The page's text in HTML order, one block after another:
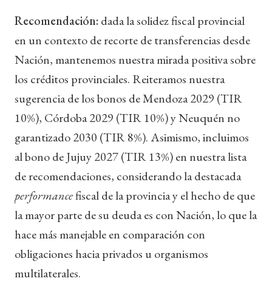
Recomendación: dada la solidez fiscal provincial
en un contexto de recorte de transferencias desde
Nación, mantenemos nuestra mirada positiva sobre
los créditos provinciales. Reiteramos nuestra
sugerencia de los bonos de Mendoza 2029 (TIR
10%), Córdoba 2029 (TIR 10%) y Neuquén no
garantizado 2030 (TIR 8%). Asimismo, incluimos
al bono de Jujuy 2027 (TIR 13%) en nuestra lista
de recomendaciones, considerando la destacada
performancefiscal de la provincia y el hecho de que
la mayor parte de su deuda es con Nación, lo que la
hace más manejable en comparación con
obligaciones hacia privados u organismos
multilaterales.